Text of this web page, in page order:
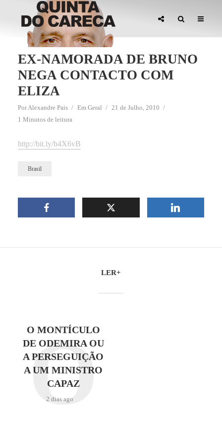
EX-NAMORADA DE BRUNO
NEGA CONTACTO COM
ELIZA
PorAlexandre Pais Em Geral
21 de Julho, 2010
1 Minutos de leitura
http://bit.ly/b4X6vB
Brasil
LER+
O MONTÍCULO
DE ODEMIRA OU
A PERSEGUIÇÃO
A UM MINISTRO
CAPAZ
2 dias ago
O